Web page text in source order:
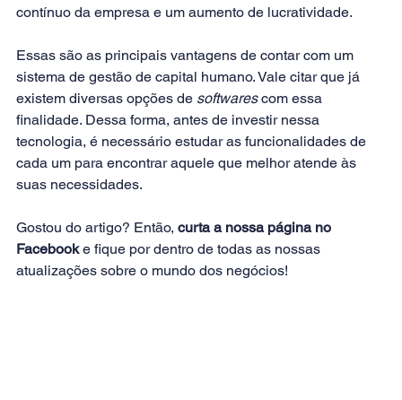
contínuo da empresa e um aumento de lucratividade.
Essas são as principais vantagens de contar com um
sistema de gestão de capital humano. Vale citar que já
existem diversas opções de softwares com essa
finalidade. Dessa forma, antes de investir nessa
tecnologia, é necessário estudar as funcionalidades de
cada um para encontrar aquele que melhor atende às
suas necessidades.
Gostou do artigo? Então, curta a nossa página no
Facebook e fique por dentro de todas as nossas
atualizações sobre o mundo dos negócios!